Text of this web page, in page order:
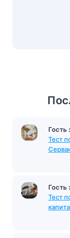
Гость
Тест
Гость
Тест
Гость
Тест